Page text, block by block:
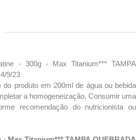
- 300g - Max Titanium*** TAMPA
9/23
produto em 200ml de água ou bebida
a homogeneização. Consumir uma
recomendação do nutricionista ou